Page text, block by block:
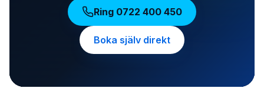
Ring 0722 400 450
Boka själv direkt